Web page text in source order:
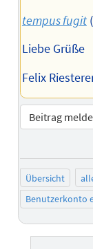
tempus fugit
Liebe Grüße
Felix
Beitrag
Übersicht
Benutzerkonto